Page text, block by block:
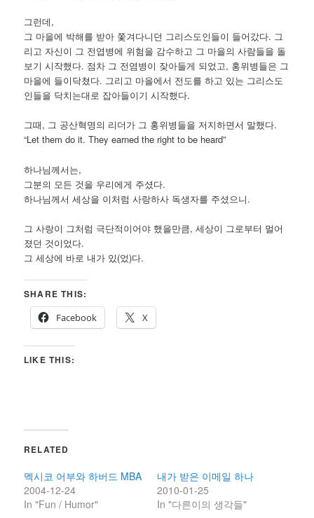
그런데,
그 마을에 박해를 받아 쫓겨다니던 그리스도인들이 들어갔다. 그
리고 자신이 그 전엽병에 위험을 감수하고 그 마을의 사람들을 돌
보기 시작했다. 점차 그 전염병이 잦아들게 되었고, 홍위병들은 그
마을에 들이닥쳤다. 그리고 마을에서 전도를 하고 있는 그리스도
인들을 닥치는대로 잡아들이기 시작했다.
그때, 그 공산혁명의 리더가 그 홍위병들을 저지하면서 말했다.
“Let them do it. They earned the right to be heard”
하나님께서는,
그분의 모든 것을 우리에게 주셨다.
하나님께서 세상을 이처럼 사랑하사 독생자를 주셨으니.
그 사랑이 그처럼 극단적이어야 했을만큼, 세상이 그로부터 멀어
졌던 것이었다.
그 세상에 바로 내가 있(었)다.
SHARE THIS:
Facebook
X
LIKE THIS:
RELATED
멕시코 어부와 하버드 MBA
2004-12-24
In "Fun / Humor"
내가 받은 이메일 하나
2010-01-25
In "다른이의 생각들"